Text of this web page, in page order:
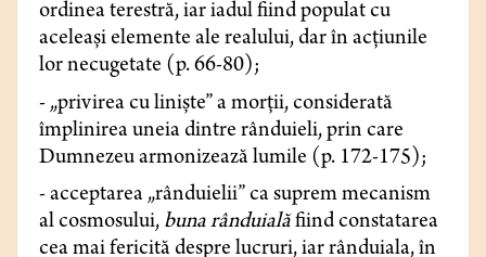
ordinea terestră, iar iadul fiind populat cu
aceleași elemente ale realului, dar în acțiunile
lor necugetate (p. 66-80);
- „privirea cu liniște” a morții, considerată
împlinirea uneia dintre rânduieli, prin care
Dumnezeu armonizează lumile (p. 172-175);
- acceptarea „rânduielii” ca suprem mecanism
al cosmosului, buna rânduialăfiind constatarea
cea mai fericită despre lucruri, iar rânduiala, în